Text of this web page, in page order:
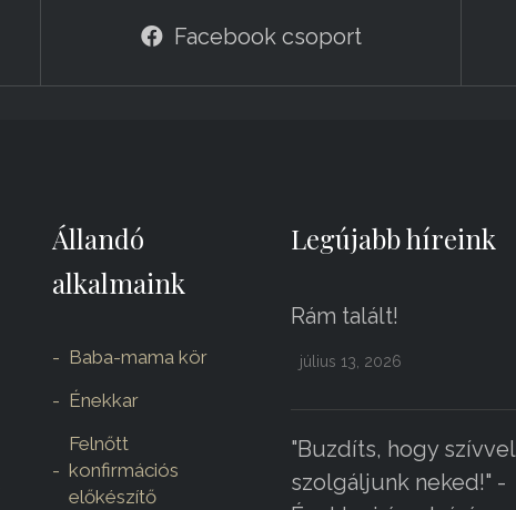
Facebook csoport
Állandó
alkalmaink
Baba-mama kör
Énekkar
Felnőtt
konfirmációs
előkészítő
Legújabb híreink
Rám talált!
július 13, 2026
"Buzdíts, hogy szívvel
szolgáljunk neked!" -